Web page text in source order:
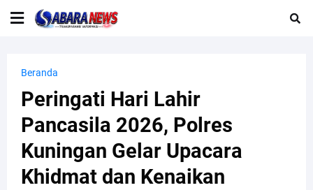
Beranda
Peringati Hari Lahir
Pancasila 2026, Polres
Kuningan Gelar Upacara
Khidmat dan Kenaikan